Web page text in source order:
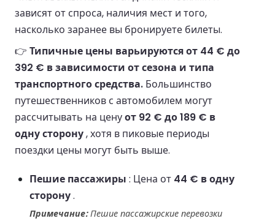
зависят от спроса, наличия мест и того,
насколько заранее вы бронируете билеты.
👉 Типичные цены варьируются от 44 € до
392 € в зависимости от сезона и типа
транспортного средства. Большинство
путешественников с автомобилем могут
рассчитывать на ценуот 92 € до 189 € в
одну сторону, хотя в пиковые периоды
поездки цены могут быть выше.
Пешие пассажиры : Цена от 44 € в одну
сторону.
Примечание:Пешие пассажирские перевозки